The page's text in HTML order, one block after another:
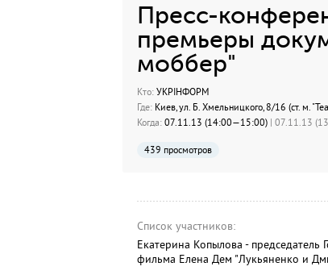
Пресс-
премьеры
моббер"
Кто:УКРІНФОРМ
Где:Киев, ул. Б. Хмельницкого, 8/16 (ст. м.
Когда:07.11.13 (14:00—15:00) | 07.11.13
439 просмотров
Список участников:
Екатерина Копылова - председатель
фильма Елена Дем "Лукьяненко и